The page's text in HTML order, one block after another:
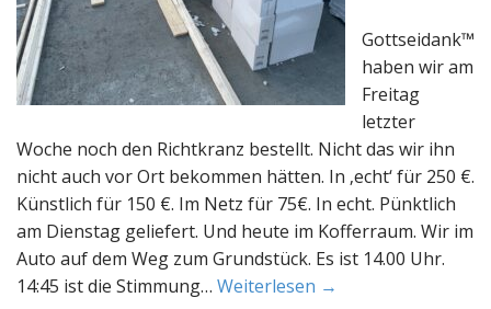
Gottseidank™️
haben wir am
Freitag
letzter
Woche noch den Richtkranz bestellt. Nicht das wir ihn
nicht auch vor Ort bekommen hätten. In ‚echt‘ für 250 €.
Künstlich für 150 €. Im Netz für 75€. In echt. Pünktlich
am Dienstag geliefert. Und heute im Kofferraum. Wir im
Auto auf dem Weg zum Grundstück. Es ist 14.00 Uhr.
14:45 ist die Stimmung… Weiterlesen →